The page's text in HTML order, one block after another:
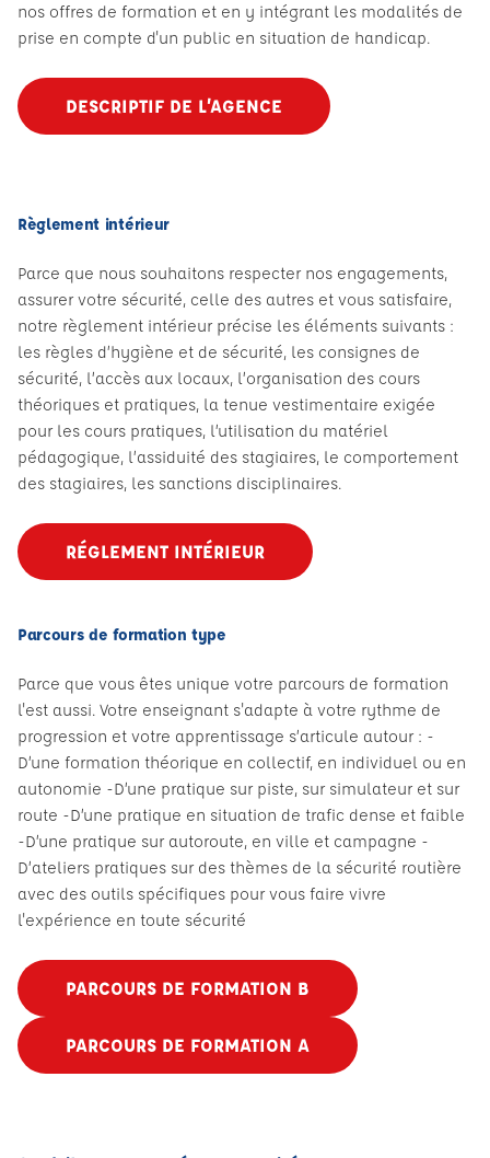
nos offres de formation et en y intégrant les modalités de
prise en compte d'un public en situation de handicap.
DESCRIPTIF DE L’AGENCE
Règlement intérieur
Parce que nous souhaitons respecter nos engagements,
assurer votre sécurité, celle des autres et vous satisfaire,
notre règlement intérieur précise les éléments suivants :
les règles d’hygiène et de sécurité, les consignes de
sécurité, l’accès aux locaux, l’organisation des cours
théoriques et pratiques, la tenue vestimentaire exigée
pour les cours pratiques, l’utilisation du matériel
pédagogique, l’assiduité des stagiaires, le comportement
des stagiaires, les sanctions disciplinaires.
RÉGLEMENT INTÉRIEUR
Parcours de formation type
Parce que vous êtes unique votre parcours de formation
l'est aussi. Votre enseignant s'adapte à votre rythme de
progression et votre apprentissage s’articule autour : -
D’une formation théorique en collectif, en individuel ou en
autonomie -D’une pratique sur piste, sur simulateur et sur
route -D’une pratique en situation de trafic dense et faible
-D’une pratique sur autoroute, en ville et campagne -
D’ateliers pratiques sur des thèmes de la sécurité routière
avec des outils spécifiques pour vous faire vivre
l'expérience en toute sécurité
PARCOURS DE FORMATION B
PARCOURS DE FORMATION A